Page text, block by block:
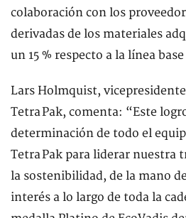
colaboración con los
derivadas de los materiales
un 15 % respecto a la línea
Lars Holmquist,
Tetra Pak, comenta: “Este
determinación de todo el
Tetra Pak para liderar nuestra
la sostenibilidad, de la mano
interés a lo largo de toda la